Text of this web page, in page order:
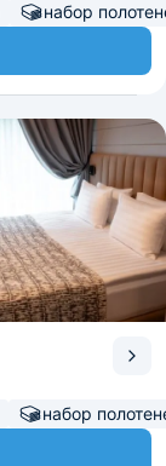
набор
набор